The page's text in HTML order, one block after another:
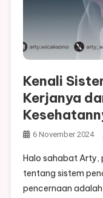
Kenali
Kerjanya
6 November 2024
Halo sahabat Arty,
tentang sistem
pencernaan